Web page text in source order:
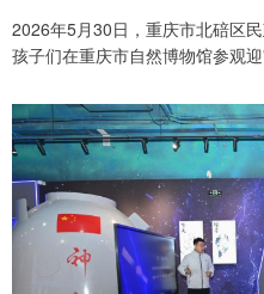
2026年5月30日，重庆市北碚区
孩子们在重庆市自然博物馆参观